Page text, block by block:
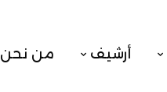
أرشيف من نحن